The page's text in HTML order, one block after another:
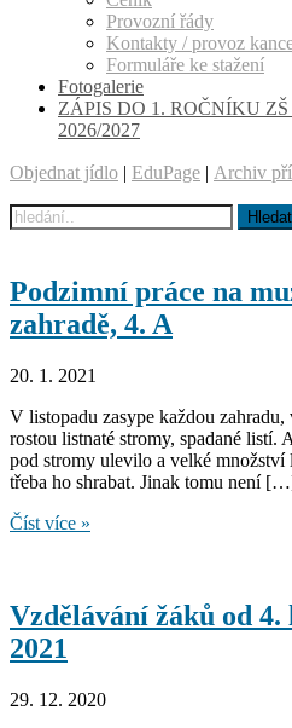
Provozní řády
Kontakty / provoz
Formuláře ke stažení
Fotogalerie
ZÁPIS DO 1. ROČNÍKU
2026/2027
Objednat jídlo | EduPage | Archiv
Podzimní práce na
zahradě, 4. A
20. 1. 2021
V listopadu zasype každou zahradu,
rostou listnaté stromy, spadané listí.
pod stromy ulevilo a velké množství
třeba ho shrabat. Jinak tomu není
Podzimní
zahradě,
4.
A
Číst více »
Vzdělávání žáků od 4.
2021
29. 12. 2020